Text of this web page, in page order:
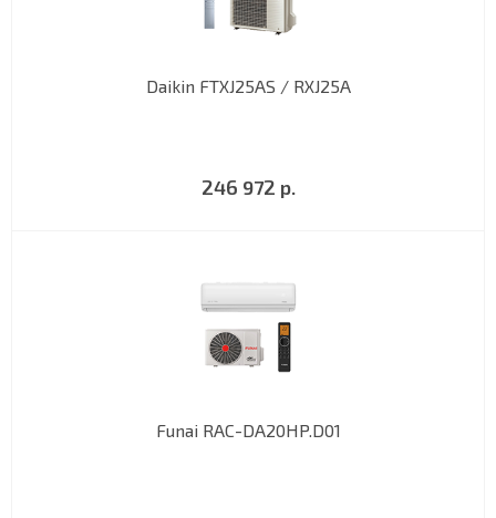
Daikin FTXJ25AS / RXJ25A
246 972 р.
Funai RAC-DA20HP.D01